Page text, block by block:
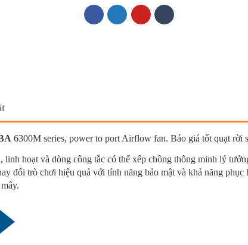
6300M series, power to port Airflow fan. Báo giá tốt quạt
linh hoạt và dòng công tắc có thể xếp chồng thông minh lý
thay đổi trò chơi hiệu quả với tính năng bảo mật và khả
và đám mây.